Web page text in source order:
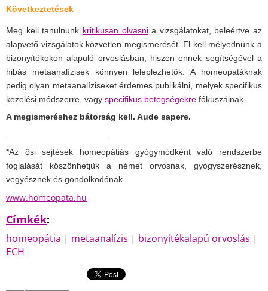
Következtetések
Meg kell tanulnunk kritikusan olvasnia vizsgálatokat, beleértve az
alapvető vizsgálatok közvetlen megismerését. El kell mélyednünk a
bizonyítékokon alapuló orvoslásban, hiszen ennek segítségével a
hibás metaanalízisek könnyen leleplezhetők. A homeopatáknak
pedig olyan metaanalíziseket érdemes publikálni, melyek specifikus
kezelési módszerre, vagy specifikus betegségekre fókuszálnak.
A megismeréshez bátorság kell. Aude sapere.
*Az ősi sejtések homeopátiás gyógymódként való rendszerbe
foglalását köszönhetjük a német orvosnak, gyógyszerésznek,
vegyésznek és gondolkodónak.
www.homeopata.hu
Címkék:
homeopátia | metaanalízis | bizonyítékalapú orvoslás |
ECH